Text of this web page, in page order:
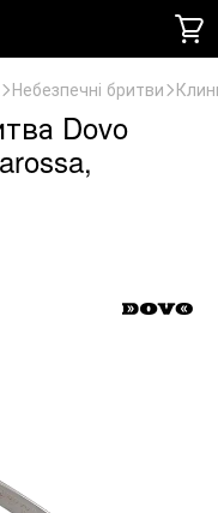
Небезпечні бритви
Dovo